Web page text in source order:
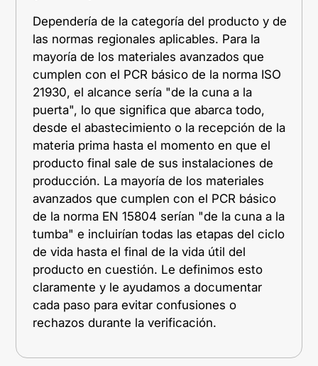
Dependería de la categoría del producto y de
las normas regionales aplicables. Para la
mayoría de los materiales avanzados que
cumplen con el PCR básico de la norma ISO
21930, el alcance sería "de la cuna a la
puerta", lo que significa que abarca todo,
desde el abastecimiento o la recepción de la
materia prima hasta el momento en que el
producto final sale de sus instalaciones de
producción. La mayoría de los materiales
avanzados que cumplen con el PCR básico
de la norma EN 15804 serían "de la cuna a la
tumba" e incluirían todas las etapas del ciclo
de vida hasta el final de la vida útil del
producto en cuestión. Le definimos esto
claramente y le ayudamos a documentar
cada paso para evitar confusiones o
rechazos durante la verificación.